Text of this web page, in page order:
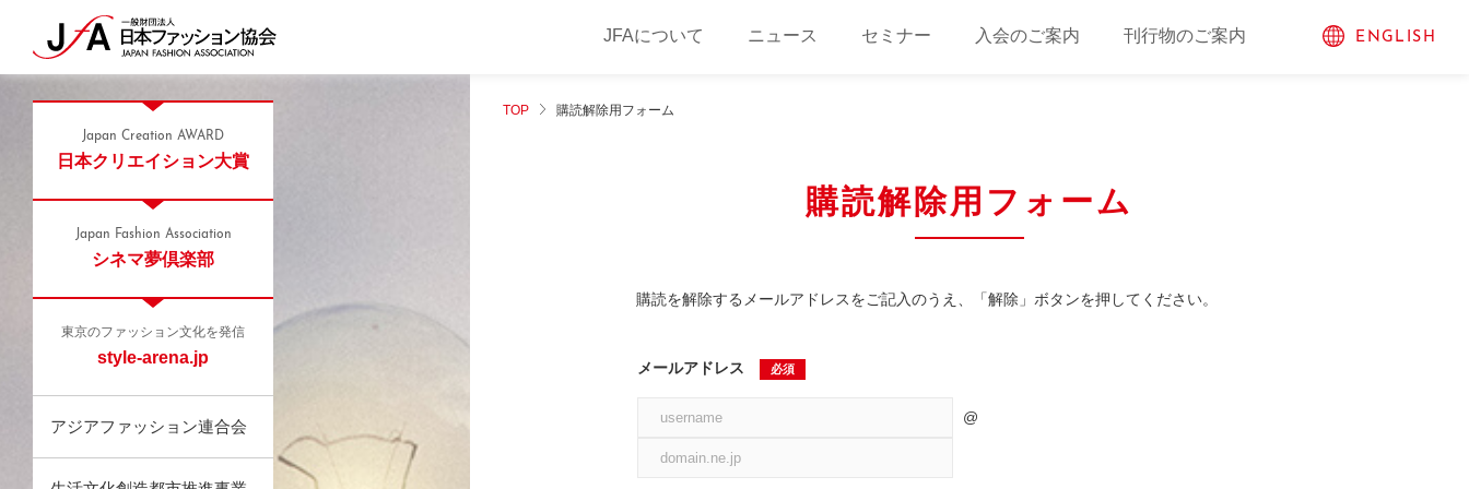
JFAについて ニュース セミナー 入会のご案内 刊行物のご案内 ENGLISH
Japan Creation AWARD
日本クリエイション大賞
Japan Fashion Association
シネマ夢倶楽部
東京のファッション文化を発信
style-arena.jp
アジアファッション連合会
TOP 購読解除用フォーム
購読解除用フォーム
購読を解除するメールアドレスをご記入のうえ、「解除」ボタンを押してください。
メールアドレス 必須
@